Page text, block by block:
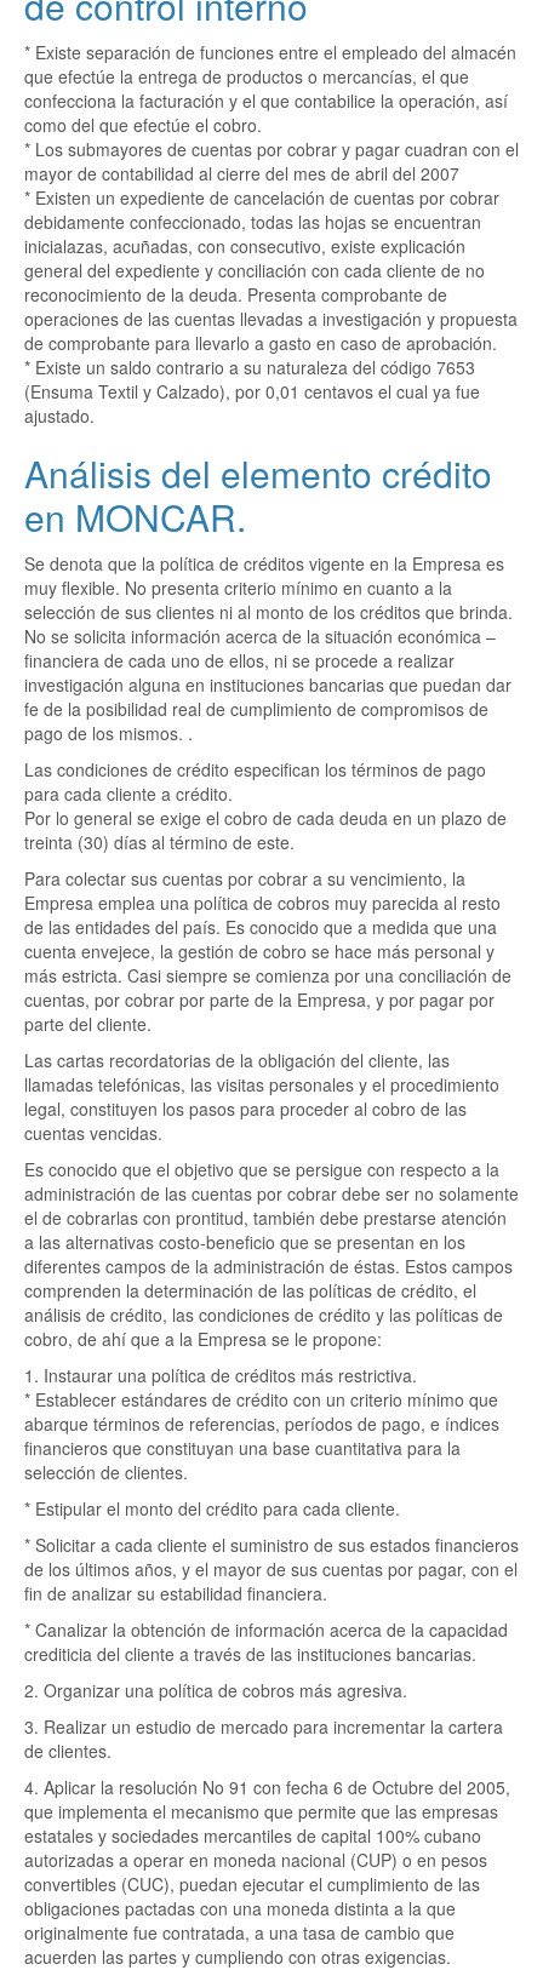
* Existe separación de funciones entre el empleado del almacén
que efectúe la entrega de productos o mercancías, el que
confecciona la facturación y el que contabilice la operación, así
como del que efectúe el cobro.
* Los submayores de cuentas por cobrar y pagar cuadran con el
mayor de contabilidad al cierre del mes de abril del 2007
* Existen un expediente de cancelación de cuentas por cobrar
debidamente confeccionado, todas las hojas se encuentran
inicialazas, acuñadas, con consecutivo, existe explicación
general del expediente y conciliación con cada cliente de no
reconocimiento de la deuda. Presenta comprobante de
operaciones de las cuentas llevadas a investigación y propuesta
de comprobante para llevarlo a gasto en caso de aprobación.
* Existe un saldo contrario a su naturaleza del código 7653
(Ensuma Textil y Calzado), por 0,01 centavos el cual ya fue
ajustado.
Análisis del elemento crédito
en MONCAR.
Se denota que la política de créditos vigente en la Empresa es
muy flexible. No presenta criterio mínimo en cuanto a la
selección de sus clientes ni al monto de los créditos que brinda.
No se solicita información acerca de la situación económica –
financiera de cada uno de ellos, ni se procede a realizar
investigación alguna en instituciones bancarias que puedan dar
fe de la posibilidad real de cumplimiento de compromisos de
pago de los mismos. .
Las condiciones de crédito especifican los términos de pago
para cada cliente a crédito.
Por lo general se exige el cobro de cada deuda en un plazo de
treinta (30) días al término de este.
Para colectar sus cuentas por cobrar a su vencimiento, la
Empresa emplea una política de cobros muy parecida al resto
de las entidades del país. Es conocido que a medida que una
cuenta envejece, la gestión de cobro se hace más personal y
más estricta. Casi siempre se comienza por una conciliación de
cuentas, por cobrar por parte de la Empresa, y por pagar por
parte del cliente.
Las cartas recordatorias de la obligación del cliente, las
llamadas telefónicas, las visitas personales y el procedimiento
legal, constituyen los pasos para proceder al cobro de las
cuentas vencidas.
Es conocido que el objetivo que se persigue con respecto a la
administración de las cuentas por cobrar debe ser no solamente
el de cobrarlas con prontitud, también debe prestarse atención
a las alternativas costo-beneficio que se presentan en los
diferentes campos de la administración de éstas. Estos campos
comprenden la determinación de las políticas de crédito, el
análisis de crédito, las condiciones de crédito y las políticas de
cobro, de ahí que a la Empresa se le propone:
1. Instaurar una política de créditos más restrictiva.
* Establecer estándares de crédito con un criterio mínimo que
abarque términos de referencias, períodos de pago, e índices
financieros que constituyan una base cuantitativa para la
selección de clientes.
* Estipular el monto del crédito para cada cliente.
* Solicitar a cada cliente el suministro de sus estados financieros
de los últimos años, y el mayor de sus cuentas por pagar, con el
fin de analizar su estabilidad financiera.
* Canalizar la obtención de información acerca de la capacidad
crediticia del cliente a través de las instituciones bancarias.
2. Organizar una política de cobros más agresiva.
3. Realizar un estudio de mercado para incrementar la cartera
de clientes.
4. Aplicar la resolución No 91 con fecha 6 de Octubre del 2005,
que implementa el mecanismo que permite que las empresas
estatales y sociedades mercantiles de capital 100% cubano
autorizadas a operar en moneda nacional (CUP) o en pesos
convertibles (CUC), puedan ejecutar el cumplimiento de las
obligaciones pactadas con una moneda distinta a la que
originalmente fue contratada, a una tasa de cambio que
acuerden las partes y cumpliendo con otras exigencias.